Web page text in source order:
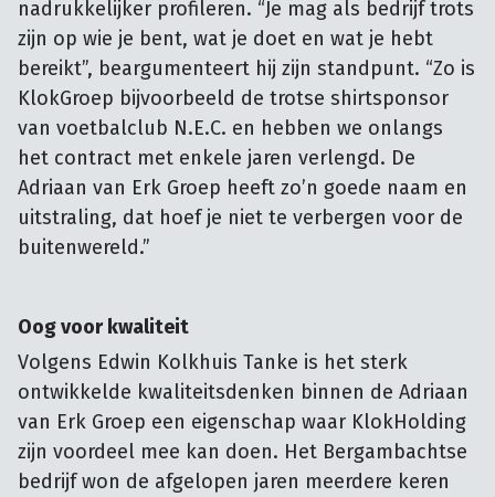
nadrukkelijker profileren. “Je mag als bedrijf trots
zijn op wie je bent, wat je doet en wat je hebt
bereikt”, beargumenteert hij zijn standpunt. “Zo is
KlokGroep bijvoorbeeld de trotse shirtsponsor
van voetbalclub N.E.C. en hebben we onlangs
het contract met enkele jaren verlengd. De
Adriaan van Erk Groep heeft zo’n goede naam en
uitstraling, dat hoef je niet te verbergen voor de
buitenwereld.”
Oog voor kwaliteit
Volgens Edwin Kolkhuis Tanke is het sterk
ontwikkelde kwaliteitsdenken binnen de Adriaan
van Erk Groep een eigenschap waar KlokHolding
zijn voordeel mee kan doen. Het Bergambachtse
bedrijf won de afgelopen jaren meerdere keren